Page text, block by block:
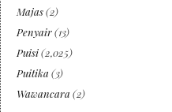
Majas(2)
Penyair(13)
Puisi(2,025)
Puitika (3)
Wawancara (2)